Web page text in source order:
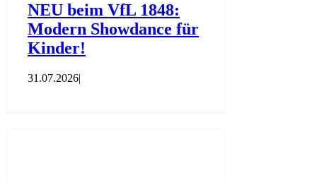
NEU beim VfL 1848:
Modern Showdance für
Kinder!
31.07.2026|